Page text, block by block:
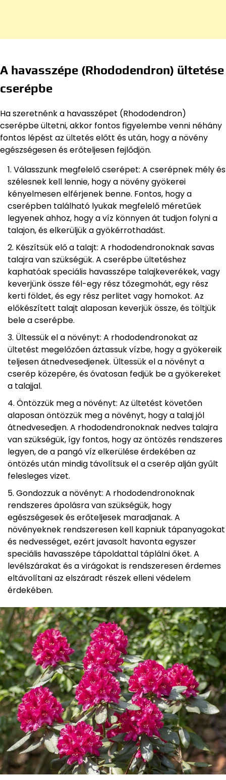
A havasszépe (Rhododendron) ültetése
cserépbe
Ha szeretnénk a havasszépet (Rhododendron)
cserépbe ültetni, akkor fontos figyelembe venni néhány
fontos lépést az ültetés előtt és után, hogy a növény
egészségesen és erőteljesen fejlődjön.
Válasszunk megfelelő cserépet: A cserépnek mély és
szélesnek kell lennie, hogy a növény gyökerei
kényelmesen elférjenek benne. Fontos, hogy a
cserépben található lyukak megfelelő méretűek
legyenek ahhoz, hogy a víz könnyen át tudjon folyni a
talajon, és elkerüljük a gyökérrothadást.
Készítsük elő a talajt: A rhododendronoknak savas
talajra van szükségük. A cserépbe ültetéshez
kaphatóak speciális havasszépe talajkeverékek, vagy
keverjünk össze fél-egy rész tőzegmohát, egy rész
kerti földet, és egy rész perlitet vagy homokot. Az
előkészített talajt alaposan keverjük össze, és töltjük
bele a cserépbe.
Ültessük el a növényt: A rhododendronokat az
ültetést megelőzően áztassuk vízbe, hogy a gyökereik
teljesen átnedvesedjenek. Ültessük el a növényt a
cserép közepére, és óvatosan fedjük be a gyökereket
a talajjal.
Öntözzük meg a növényt: Az ültetést követően
alaposan öntözzük meg a növényt, hogy a talaj jól
átnedvesedjen. A rhododendronoknak nedves talajra
van szükségük, így fontos, hogy az öntözés rendszeres
legyen, de a pangó víz elkerülése érdekében az
öntözés után mindig távolítsuk el a cserép alján gyűlt
felesleges vizet.
Gondozzuk a növényt: A rhododendronoknak
rendszeres ápolásra van szükségük, hogy
egészségesek és erőteljesek maradjanak. A
növényeknek rendszeresen kell kapniuk tápanyagokat
és nedvességet, ezért javasolt havonta egyszer
speciális havasszépe tápoldattal táplálni őket. A
levélszárakat és a virágokat is rendszeresen érdemes
eltávolítani az elszáradt részek elleni védelem
érdekében.